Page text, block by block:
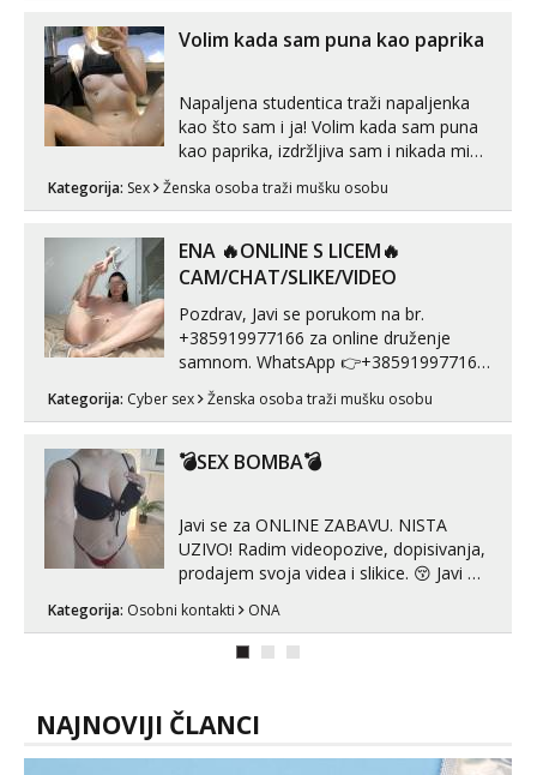
Volim kada sam puna kao paprika
Napaljena studentica traži napaljenka
kao što sam i ja! Volim kada sam puna
kao paprika, izdržljiva sam i nikada mi
puta dnevno bilo kad i bilo gdje zato se
link ispod i nadji me tamo, cekam te!
Kategorija: Sex Ženska osoba traži mušku osobu
ENA 🔥ONLINE S LICEM🔥
CAM/CHAT/SLIKE/VIDEO
Pozdrav, Javi se porukom na br.
+385919977166 za online druženje
samnom. WhatsApp 👉+385919977166
Telegram 👉@enafriedrichkis Radim
videopozive s licem, solo i s partnerom,
kombinacije halteri, haljine, štikle,
Kategorija: Cyber sex Ženska osoba traži mušku osobu
💣SEX BOMBA💣
Javi se za ONLINE ZABAVU. NISTA
UZIVO! Radim videopozive, dopisivanja,
prodajem svoja videa i slikice. 😚 Javi mi
Telegram. +385 91 723 0045
Kategorija: Osobni kontakti ONA
NAJNOVIJI ČLANCI